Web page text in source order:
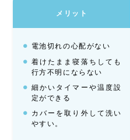
メリット
電池切れの心配がない
着けたまま寝落ちしても
行方不明にならない
細かいタイマーや温度設
定ができる
カバーを取り外して洗い
やすい。